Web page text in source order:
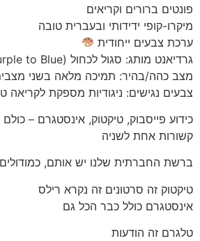
פונטים ברורים וקריאים
מיקרו-קופי ידידותי ובעברית טובה
ערכת צבעים ייחודית
גרדיאנט מותג: סגול לכחול (Purple to Blue)
מצב כהה/בהיר: תמיכה מלאה בשני
צבעים נגישים: ניגודיות מספקת לקריאה
כידוע פייסבוק, טיקטוק, אינסטגרם –
קשורות אחת לשניה
ברשת החברתית שלנו יש אותם,
טיקטוק זה סרטונים זה נקרא רילס
אינסטגרם כולל כבר הכל גם
טלגרם זה הודעות